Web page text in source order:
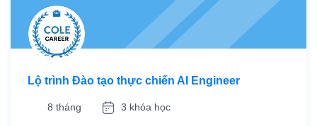
Lộ trình Đào tạo thực chiến AI Engineer
8 tháng 3 khóa học